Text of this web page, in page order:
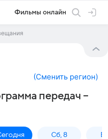
Фильмы онлайн
(Сменить регион)
передач –
Сб, 8